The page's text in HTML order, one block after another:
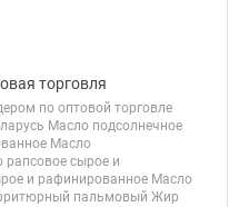
торговля
по оптовой торговле
Масло подсолнечное
Масло
рапсовое сырое и
и рафинированное Масло
пальмовый Жир